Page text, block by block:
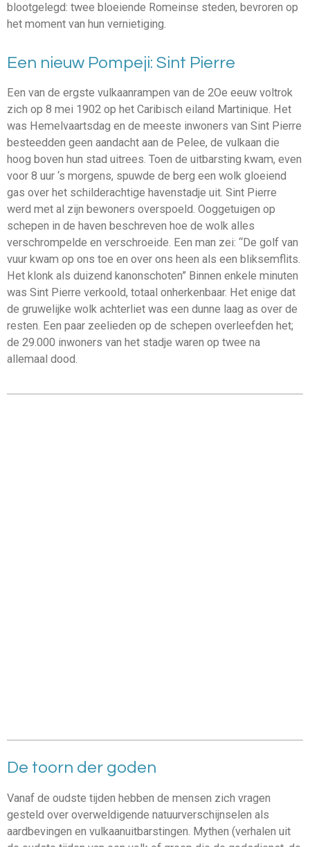
blootgelegd: twee bloeiende Romeinse steden, bevroren op
het moment van hun vernietiging.
Een nieuw Pompeji: Sint Pierre
Een van de ergste vulkaanrampen van de 2Oe eeuw voltrok
zich op 8 mei 1902 op het Caribisch eiland Martinique. Het
was Hemelvaartsdag en de meeste inwoners van Sint Pierre
besteedden geen aandacht aan de Pelee, de vulkaan die
hoog boven hun stad uitrees. Toen de uitbarsting kwam, even
voor 8 uur ‘s morgens, spuwde de berg een wolk gloeiend
gas over het schilderachtige havenstadje uit. Sint Pierre
werd met al zijn bewoners overspoeld. Ooggetuigen op
schepen in de haven beschreven hoe de wolk alles
verschrompelde en verschroeide. Een man zei: “De golf van
vuur kwam op ons toe en over ons heen als een bliksemflits.
Het klonk als duizend kanonschoten” Binnen enkele minuten
was Sint Pierre verkoold, totaal onherkenbaar. Het enige dat
de gruwelijke wolk achterliet was een dunne laag as over de
resten. Een paar zeelieden op de schepen overleefden het;
de 29.000 inwoners van het stadje waren op twee na
allemaal dood.
De toorn der goden
Vanaf de oudste tijden hebben de mensen zich vragen
gesteld over overweldigende natuurverschijnselen als
aardbevingen en vulkaanuitbarstingen. Mythen (verhalen uit